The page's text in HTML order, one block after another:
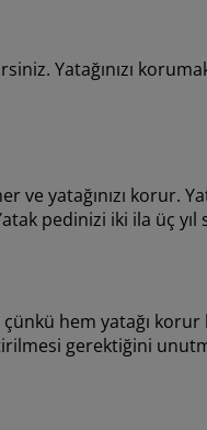
Yatağınızı
yatağınızı korur.
pedinizi iki ila üç
hem yatağı
gerektiğini